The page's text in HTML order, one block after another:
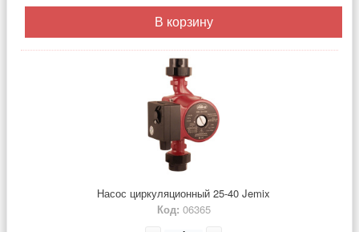
В корзину
Насос циркуляционный 25-40 Jemix
Код: 06365